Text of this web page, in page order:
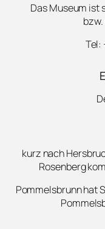
Das Museum ist
Tel:
kurz nach
Rosenberg
Pommelsbrunn hat